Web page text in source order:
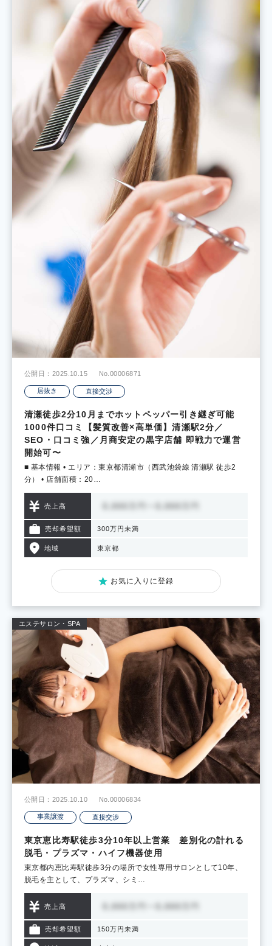
公開日：2025.10.15 No.00006871
居抜き 直接交渉
清瀬徒歩2分10月までホットペッパー引き継ぎ可能
1000件口コミ【髪質改善×高単価】清瀬駅2分／
SEO・口コミ強／月商安定の黒字店舗 即戦力で運営
開始可〜
■ 基本情報 • エリア：東京都清瀬市（西武池袋線 清瀬駅 徒歩2
分） • 店舗面積：20…
売上高
売却希望額 300万円未満
地域 東京都
お気に入りに登録
エステサロン・SPA
公開日：2025.10.10 No.00006834
事業譲渡 直接交渉
東京恵比寿駅徒歩3分10年以上営業 差別化の計れる
脱毛・プラズマ・ハイフ機器使用
東京都内恵比寿駅徒歩3分の場所で女性専用サロンとして10年、
脱毛を主として、プラズマ、シミ…
売上高
売却希望額 150万円未満